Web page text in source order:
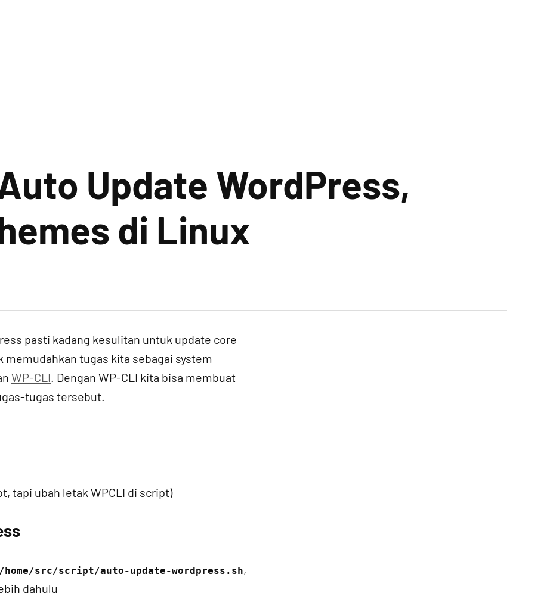
Update WordPress,
di Linux
pasti kadang kesulitan untuk update core
tugas kita sebagai system
WP-CLI. Dengan WP-CLI kita bisa membuat
tugas tersebut.
tapi ubah letak WPCLI di script)
/home/src/script/auto-update-wordpress.sh,
dahulu